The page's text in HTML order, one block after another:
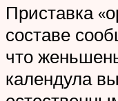
Приставка
составе
что
календула